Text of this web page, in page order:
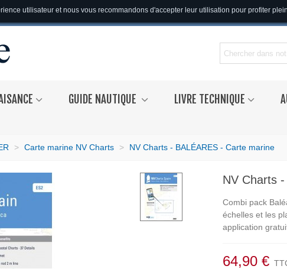
utilisateur et nous vous recommandons d'accepter leur utilisation pour profiter
GUIDE NAUTIQUE LIVRE TECHNIQUE
> Carte marine NV Charts > NV Charts - BALÉARES - Carte marine
NV Charts
Combi pack
échelles et les
application
64,90 €